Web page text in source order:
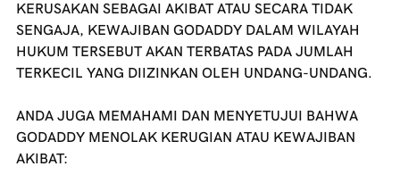
KERUSAKAN SEBAGAI AKIBAT ATAU SECARA TIDAK
SENGAJA, KEWAJIBAN GODADDYDALAM WILAYAH
HUKUM TERSEBUT AKAN TERBATAS PADA JUMLAH
TERKECIL YANG DIIZINKAN OLEH UNDANG-UNDANG.
ANDA JUGA MEMAHAMI DAN MENYETUJUI BAHWA
GODADDYMENOLAK KERUGIAN ATAU KEWAJIBAN
AKIBAT: